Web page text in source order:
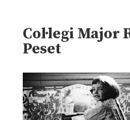
Col·legi Major
Peset